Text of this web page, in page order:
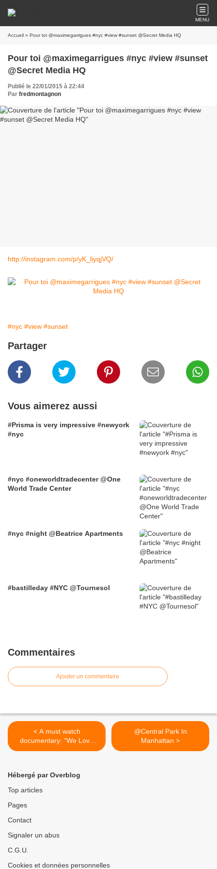
MENU
Accueil » Pour toi @maximegarrigues #nyc #view #sunset @Secret Media HQ
Pour toi @maximegarrigues #nyc #view #sunset
@Secret Media HQ
Publié le 22/01/2015 à 22:44
Par fredmontagnon
http://instagram.com/p/yK_liyqjVQ/
#nyc #view #sunset
Partager
Vous aimerez aussi
#Prisma is very impressive #newyork
#nyc
#nyc #oneworldtradecenter @One
World Trade Center
#nyc #night @Beatrice Apartments
#bastilleday #NYC @Tournesol
Commentaires
Ajouter un commentaire
< A must watch
documentary: "We Love
Entrepreneurs",...
@Central Park In
Manhattan >
Hébergé par Overblog
Top articles
Pages
Contact
Signaler un abus
C.G.U.
Cookies et données personnelles